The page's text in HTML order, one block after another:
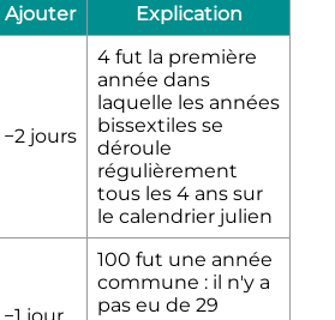
Ajouter Explication
−2 jours
4 fut la première
année dans
laquelle les années
bissextiles se
déroule
régulièrement
tous les 4 ans sur
le calendrier julien
100 fut une année
commune : il n'y a
pas eu de 29